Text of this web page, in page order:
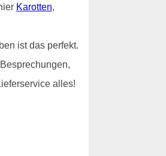
Karotten,
ist das perfekt.
alles!